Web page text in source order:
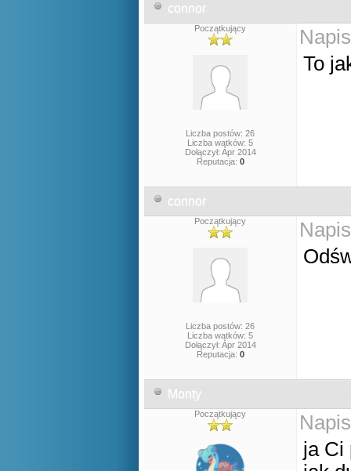
connor
Początkujący
Liczba postów: 26
Liczba wątków: 5
Dołączył: Apr 2014
Reputacja: 0
To
connor
Początkujący
Liczba postów: 26
Liczba wątków: 5
Dołączył: Apr 2014
Reputacja: 0
Monty
Początkujący
ja Ci